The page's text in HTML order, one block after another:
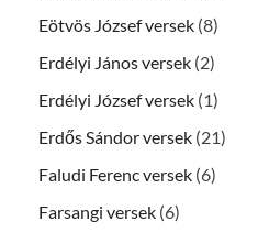
Eötvös József versek (8)
Erdélyi János versek (2)
Erdélyi József versek (1)
Erdős Sándor versek (21)
Faludi Ferenc versek (6)
Farsangi versek (6)